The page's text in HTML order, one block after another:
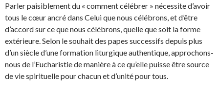
Parler paisiblement du « comment célébrer » nécessite d’avoir
tous le cœur ancré dans Celui que nous célébrons, et d’être
d’accord sur ce que nous célébrons, quelle que soit la forme
extérieure. Selon le souhait des papes successifs depuis plus
d’un siècle d’une formation liturgique authentique, approchons-
nous de l’Eucharistie de manière à ce qu’elle puisse être source
de vie spirituelle pour chacun et d’unité pour tous.